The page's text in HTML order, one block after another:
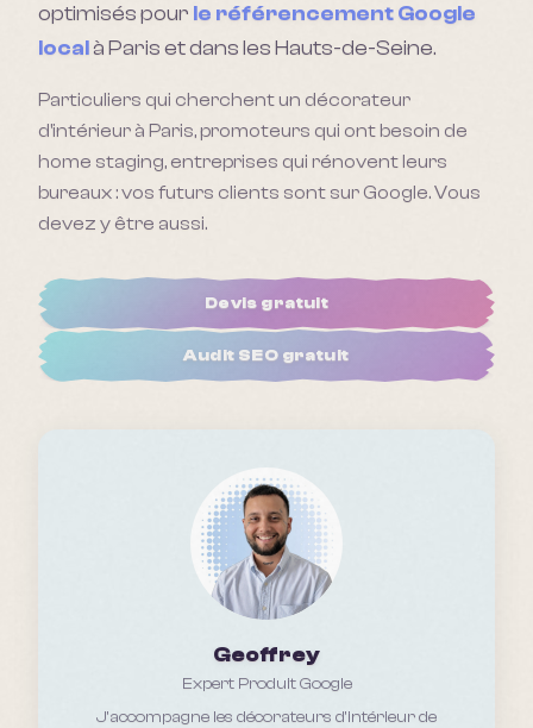
optimisés pour le référencement Google
localà Paris et dans les Hauts-de-Seine.
Particuliers qui cherchent un décorateur
d'intérieur à Paris, promoteurs qui ont besoin de
home staging, entreprises qui rénovent leurs
bureaux : vos futurs clients sont sur Google. Vous
devez y être aussi.
Devis gratuit
Audit SEO gratuit
Geoffrey
Expert Produit Google
J'accompagne les décorateurs d'intérieur de